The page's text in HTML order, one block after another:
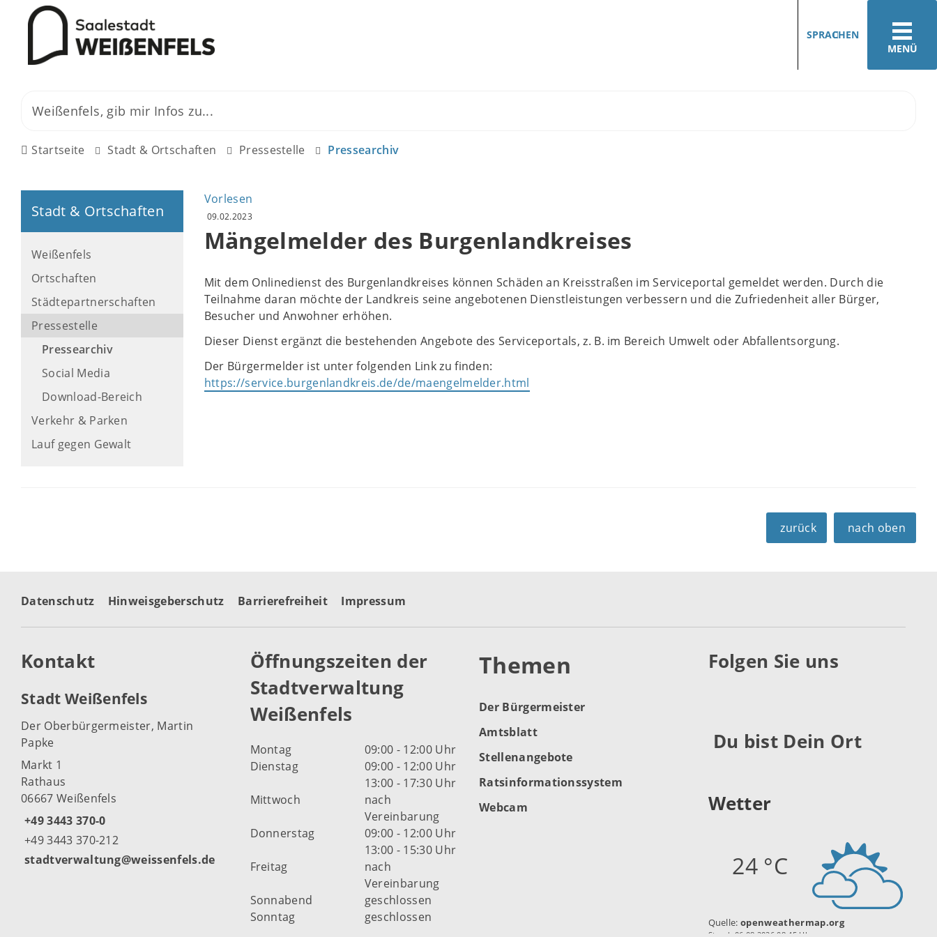
MENÜ
SPRACHEN
Startseite Stadt & Ortschaften Pressestelle Pressearchiv
Stadt & Ortschaften
Weißenfels
Ortschaften
Städtepartnerschaften
Pressestelle
Pressearchiv
Social Media
Download-Bereich
Verkehr & Parken
Lauf gegen Gewalt
Vorlesen
09.02.2023
Mängelmelder des Burgenlandkreises
Mit dem Onlinedienst des Burgenlandkreises können Schäden an Kreisstraßen im Serviceportal gemeldet werden. Durch die
Teilnahme daran möchte der Landkreis seine angebotenen Dienstleistungen verbessern und die Zufriedenheit aller Bürger,
Besucher und Anwohner erhöhen.
Dieser Dienst ergänzt die bestehenden Angebote des Serviceportals, z. B. im Bereich Umwelt oder Abfallentsorgung.
Der Bürgermelder ist unter folgenden Link zu finden:
https://service.burgenlandkreis.de/de/maengelmelder.html
zurück nach oben
Datenschutz Hinweisgeberschutz Barrierefreiheit Impressum
Kontakt
Stadt Weißenfels
Der Oberbürgermeister, Martin
Papke
Markt 1
Rathaus
06667 Weißenfels
+49 3443 370-0
+49 3443 370-212
stadtverwaltung@weissenfels.de
Öffnungszeiten der
Stadtverwaltung
Weißenfels
Montag
09:00 - 12:00 Uhr
Dienstag
09:00 - 12:00 Uhr
13:00 - 17:30 Uhr
Mittwoch
nach
Vereinbarung
Donnerstag
09:00 - 12:00 Uhr
13:00 - 15:30 Uhr
Freitag
nach
Vereinbarung
Sonnabend
geschlossen
Sonntag
geschlossen
Themen
Der Bürgermeister
Amtsblatt
Stellenangebote
Ratsinformationssystem
Webcam
Folgen Sie uns
Du bist Dein Ort
Wetter
24 °C
Quelle:openweathermap.org
Stand: 06.08.2026 08:45 Uhr